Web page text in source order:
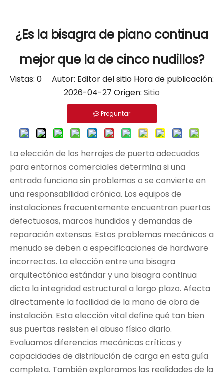
¿Es la bisagra de piano continua
mejor que la de cinco nudillos?
Vistas: 0 Autor: Editor del sitio Hora de publicación:
2026-04-27 Origen: Sitio
Preguntar
La elección de los herrajes de puerta adecuados
para entornos comerciales determina si una
entrada funciona sin problemas o se convierte en
una responsabilidad crónica. Los equipos de
instalaciones frecuentemente encuentran puertas
defectuosas, marcos hundidos y demandas de
reparación extensas. Estos problemas mecánicos a
menudo se deben a especificaciones de hardware
incorrectas. La elección entre una bisagra
arquitectónica estándar y una bisagra continua
dicta la integridad estructural a largo plazo. Afecta
directamente la facilidad de la mano de obra de
instalación. Esta elección vital define qué tan bien
sus puertas resisten el abuso físico diario.
Evaluamos diferencias mecánicas críticas y
capacidades de distribución de carga en esta guía
completa. También exploramos las realidades de la